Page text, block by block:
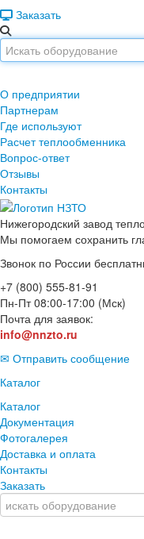
Заказать
О предприятии
Партнерам
Где используют
Расчет теплообменника
Вопрос-ответ
Отзывы
Контакты
Нижегородский завод
Мы помогаем сохранить
Звонок по России
+7 (800) 555-81-91
Пн-Пт 08:00-17:00 (Мск)
Почта для заявок:
info@nnzto.ru
✉ Отправить сообщение
Каталог
Каталог
Документация
Фотогалерея
Доставка и оплата
Контакты
Заказать